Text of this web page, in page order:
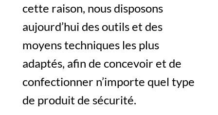
cette raison, nous disposons
aujourd’hui des outils et des
moyens techniques les plus
adaptés, afin de concevoir et de
confectionner n’importe quel type
de produit de sécurité.